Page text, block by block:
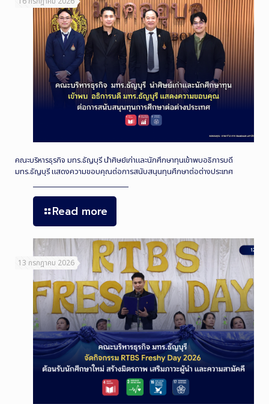
คณะบริหารธุรกิจ มทร.ธัญบุรี นำศิษย์เก่าและนักศึกษาทุนเข้าพบอธิการบดี
มทร.ธัญบุรี แสดงความขอบคุณต่อการสนับสนุนทุนศึกษาต่อต่างประเทศ
Read more
13 กรกฎาคม 2026